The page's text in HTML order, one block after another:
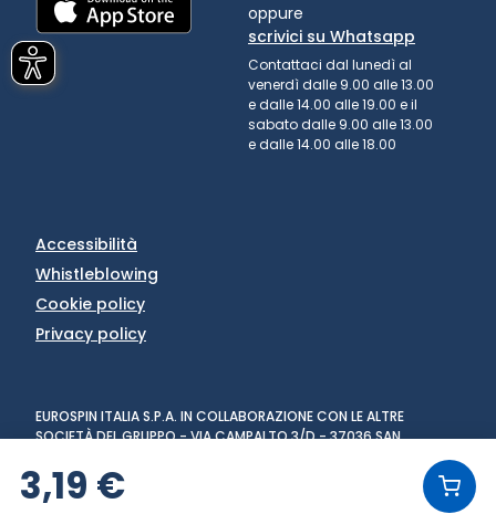
3,19 €
oppure
scrivici su Whatsapp
Contattaci dal lunedì al
venerdì dalle 9.00 alle 13.00
e dalle 14.00 alle 19.00 e il
sabato dalle 9.00 alle 13.00
e dalle 14.00 alle 18.00
Accessibilità
Whistleblowing
Cookie policy
Privacy policy
EUROSPIN ITALIA S.P.A. IN COLLABORAZIONE CON LE ALTRE
SOCIETÀ DEL GRUPPO - VIA CAMPALTO 3/D - 37036 SAN
MARTINO BUON ALBERGO (VR) - FAX +39 045 8782333 - PARTITA
IVA 02536510239
VERSIONE: 1.6.0